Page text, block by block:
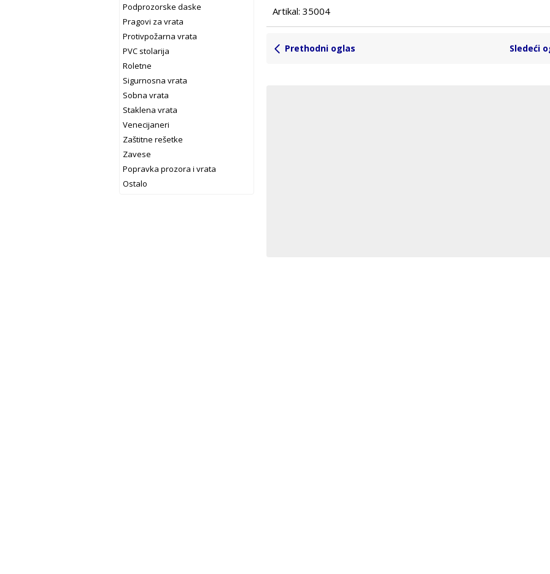
Podprozorske daske
Pragovi za vrata
Protivpožarna vrata
PVC stolarija
Roletne
Sigurnosna vrata
Sobna vrata
Staklena vrata
Venecijaneri
Zaštitne rešetke
Zavese
Popravka prozora i vrata
Ostalo
Artikal: 35004
Prethodni oglas Sledeći